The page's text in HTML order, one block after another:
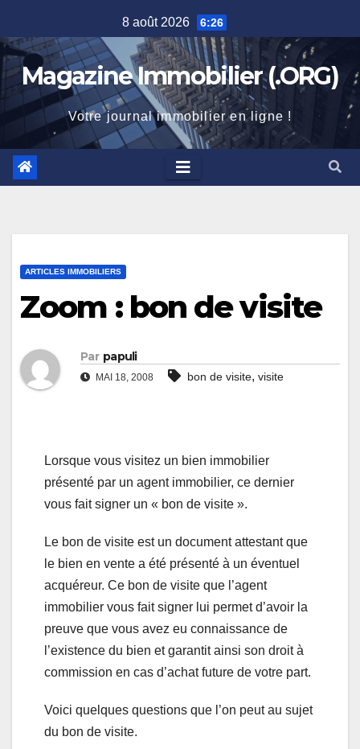
to
content
8 août 2026 6:26
Magazine Immobilier (.ORG)
Votre journal immobilier en ligne !
ARTICLES IMMOBILIERS
Zoom : bon de visite
Par papuli
MAI 18, 2008 bon de visite, visite
Lorsque vous visitez un bien immobilier
présenté par un agent immobilier, ce dernier
vous fait signer un « bon de visite ».
Le bon de visite est un document attestant que
le bien en vente a été présenté à un éventuel
acquéreur. Ce bon de visite que l’agent
immobilier vous fait signer lui permet d’avoir la
preuve que vous avez eu connaissance de
l’existence du bien et garantit ainsi son droit à
commission en cas d’achat future de votre part.
Voici quelques questions que l’on peut au sujet
du bon de visite.